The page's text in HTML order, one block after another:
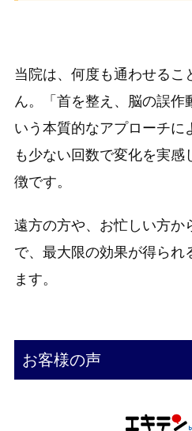
当院は、何度も通わせるこ
ん。「首を整え、脳の誤作
いう本質的なアプローチに
も少ない回数で変化を実
徴です。
遠方の方や、お忙しい方か
で、最大限の効果が得られ
ます。
お客様の声